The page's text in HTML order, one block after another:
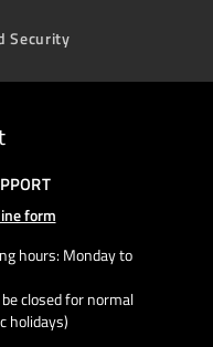
Security
form
hours: Monday to
closed for normal
holidays)